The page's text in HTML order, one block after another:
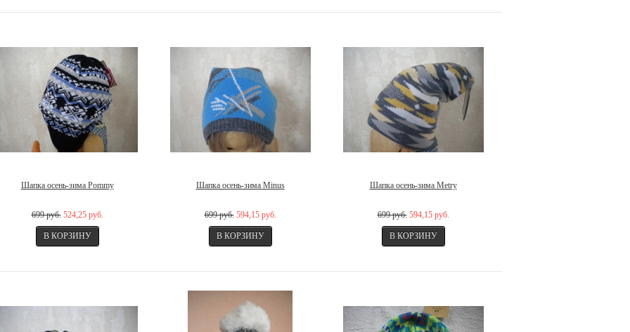
Шапка осень-зима Pommy
699 руб. 524,25 руб.
Шапка осень-зима Minus
699 руб. 594,15 руб.
Шапка осень-зима Metry
699 руб. 594,15 руб.